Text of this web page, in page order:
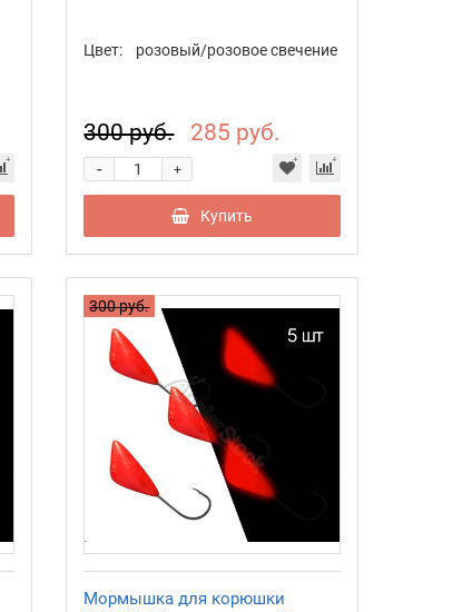
Цвет: розовый/розовое свечение
300 руб. 285 руб.
+
-
Купить
300 руб.
Мормышка для корюшки